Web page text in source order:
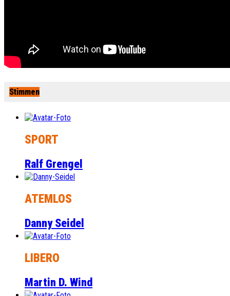
Stimmen
SPORT
Ralf Grengel
ATEMLOS
Danny Seidel
LIBERO
Martin D. Wind